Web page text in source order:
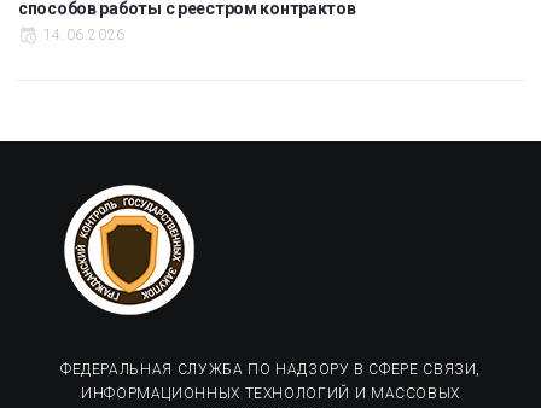
способов работы с реестром контрактов
14.06.2026
ФЕДЕРАЛЬНАЯ СЛУЖБА ПО НАДЗОРУ В СФЕРЕ СВЯЗИ,
ИНФОРМАЦИОННЫХ ТЕХНОЛОГИЙ И МАССОВЫХ